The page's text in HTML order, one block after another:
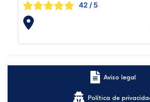
42 / 5
Aviso legal
Política de